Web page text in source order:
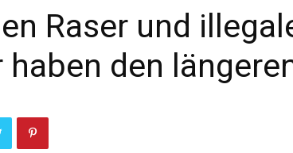
Raser und
haben den